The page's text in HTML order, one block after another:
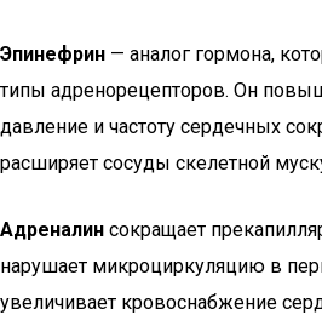
Эпинефрин — аналог гормона,
типы адренорецепторов. Он
давление и частоту сердечных
расширяет сосуды скелетной
Адреналин сокращает
нарушает микроциркуляцию в
увеличивает кровоснабжение